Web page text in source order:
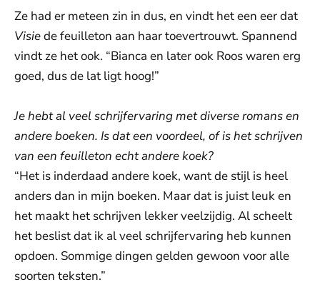
Ze had er meteen zin in dus, en vindt het een eer dat
Visiede feuilleton aan haar toevertrouwt. Spannend
vindt ze het ook. “Bianca en later ook Roos waren erg
goed, dus de lat ligt hoog!”
Je hebt al veel schrijfervaring met diverse romans en
andere boeken. Is dat een voordeel, of is het schrijven
van een feuilleton echt andere koek?
“Het is inderdaad andere koek, want de stijl is heel
anders dan in mijn boeken. Maar dat is juist leuk en
het maakt het schrijven lekker veelzijdig. Al scheelt
het beslist dat ik al veel schrijfervaring heb kunnen
opdoen. Sommige dingen gelden gewoon voor alle
soorten teksten.”